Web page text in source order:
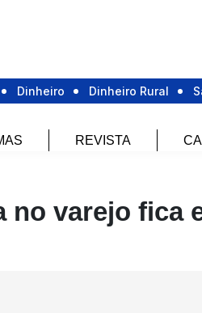
Dinheiro Dinheiro Rural
REVISTA
no varejo fica